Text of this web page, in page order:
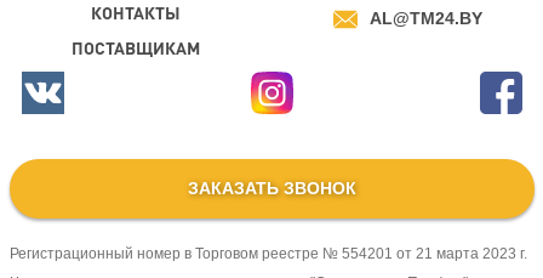
КОНТАКТЫ
ПОСТАВЩИКАМ
AL@TM24.BY
ЗАКАЗАТЬ ЗВОНОК
Регистрационный номер в Торговом реестре № 554201 от 21 марта 2023 г.